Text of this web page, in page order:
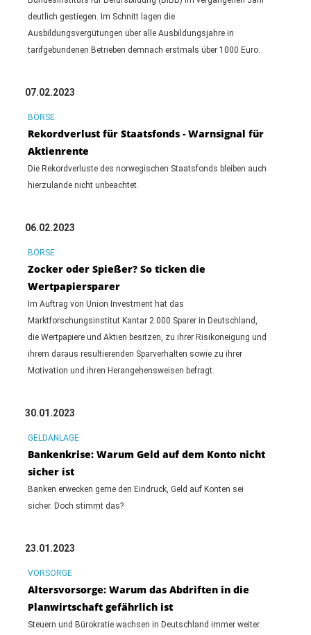
deutlich gestiegen. Im Schnitt lagen die
Ausbildungsvergütungen über alle Ausbildungsjahre in
tarifgebundenen Betrieben demnach erstmals über 1000 Euro.
07.02.2023
BÖRSE
Rekordverlust für Staatsfonds - Warnsignal für
Aktienrente
Die Rekordverluste des norwegischen Staatsfonds bleiben auch
hierzulande nicht unbeachtet.
06.02.2023
BÖRSE
Zocker oder Spießer? So ticken die
Wertpapiersparer
Im Auftrag von Union Investment hat das
Marktforschungsinstitut Kantar 2.000 Sparer in Deutschland,
die Wertpapiere und Aktien besitzen, zu ihrer Risikoneigung und
ihrem daraus resultierenden Sparverhalten sowie zu ihrer
Motivation und ihren Herangehensweisen befragt.
30.01.2023
GELDANLAGE
Bankenkrise: Warum Geld auf dem Konto nicht
sicher ist
Banken erwecken gerne den Eindruck, Geld auf Konten sei
sicher. Doch stimmt das?
23.01.2023
VORSORGE
Altersvorsorge: Warum das Abdriften in die
Planwirtschaft gefährlich ist
Steuern und Bürokratie wachsen in Deutschland immer weiter.